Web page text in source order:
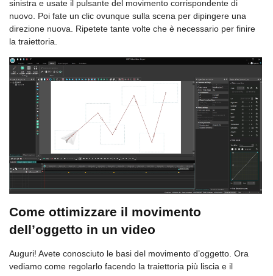
sinistra e usate il pulsante del movimento corrispondente di
nuovo. Poi fate un clic ovunque sulla scena per dipingere una
direzione nuova. Ripetete tante volte che è necessario per finire
la traiettoria.
Come ottimizzare il movimento
dell’oggetto in un video
Auguri! Avete conosciuto le basi del movimento d’oggetto. Ora
vediamo come regolarlo facendo la traiettoria più liscia e il